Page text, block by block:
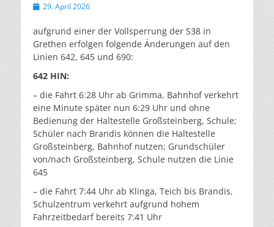
Veröffentlicht
29. April 2026
aufgrund einer der Vollsperrung der S38 in
Grethen erfolgen folgende Änderungen auf den
Linien 642, 645 und 690:
642 HIN:
– die Fahrt 6:28 Uhr ab Grimma, Bahnhof verkehrt
eine Minute später nun 6:29 Uhr und ohne
Bedienung der Haltestelle Großsteinberg, Schule;
Schüler nach Brandis können die Haltestelle
Großsteinberg, Bahnhof nutzen; Grundschüler
von/nach Großsteinberg, Schule nutzen die Linie
645
– die Fahrt 7:44 Uhr ab Klinga, Teich bis Brandis,
Schulzentrum verkehrt aufgrund hohem
Fahrzeitbedarf bereits 7:41 Uhr